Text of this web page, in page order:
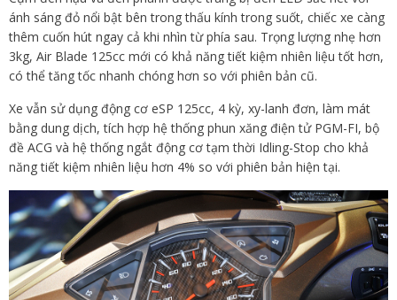
ánh sáng đỏ nổi bật bên trong thấu kính trong suốt, chiếc xe càng
thêm cuốn hút ngay cả khi nhìn từ phía sau. Trọng lượng nhẹ hơn
3kg, Air Blade 125cc mới có khả năng tiết kiệm nhiên liệu tốt hơn,
có thể tăng tốc nhanh chóng hơn so với phiên bản cũ.
Xe vẫn sử dụng động cơ eSP 125cc, 4 kỳ, xy-lanh đơn, làm mát
bằng dung dịch, tích hợp hệ thống phun xăng điện tử PGM-FI, bộ
đề ACG và hệ thống ngắt động cơ tạm thời Idling-Stop cho khả
năng tiết kiệm nhiên liệu hơn 4% so với phiên bản hiện tại.